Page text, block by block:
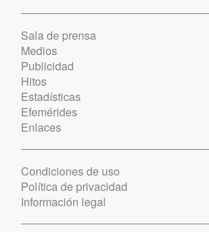
Sala de prensa
Medios
Publicidad
Hitos
Estadísticas
Efemérides
Enlaces
Condiciones de uso
Política de privacidad
Información legal